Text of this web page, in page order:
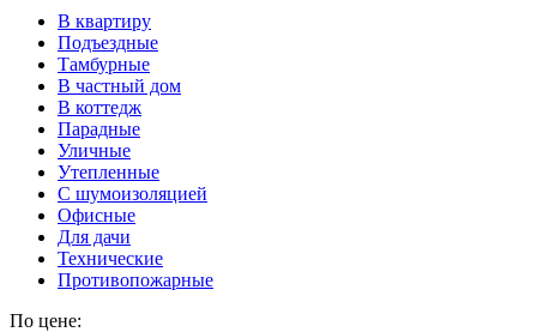
В квартиру
Подъездные
Тамбурные
В частный дом
В коттедж
Парадные
Уличные
Утепленные
C шумоизоляцией
Офисные
Для дачи
Технические
Противопожарные
По цене: